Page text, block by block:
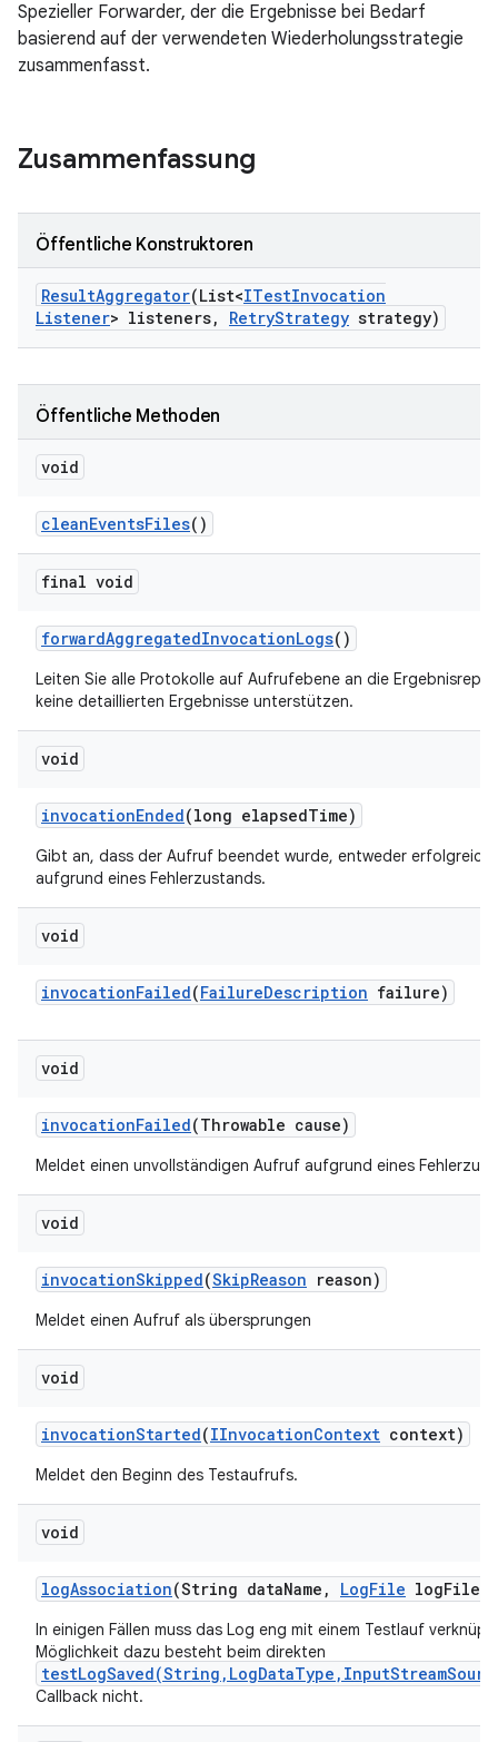
Spezieller Forwarder, der die Ergebnisse bei Bedarf
basierend auf der verwendeten Wiederholungsstrategie
zusammenfasst.
Zusammenfassung
Öffentliche Konstruktoren
ResultAggregator(List<ITestInvocation
Listener> listeners, RetryStrategy strategy)
Öffentliche Methoden
void
cleanEventsFiles()
final void
forwardAggregatedInvocationLogs()
Leiten Sie alle Protokolle auf Aufrufebene an die
keine detaillierten Ergebnisse unterstützen.
void
invocationEnded(long elapsedTime)
Gibt an, dass der Aufruf beendet wurde, entweder erfolgreich
aufgrund eines Fehlerzustands.
void
invocationFailed(FailureDescription failure)
void
invocationFailed(Throwable cause)
Meldet einen unvollständigen Aufruf aufgrund eines
void
invocationSkipped(SkipReason reason)
Meldet einen Aufruf als übersprungen
void
invocationStarted(IInvocationContext context)
Meldet den Beginn des Testaufrufs.
void
logAssociation(String dataName , LogFile logFile)
In einigen Fällen muss das Log eng mit einem Testlauf
Möglichkeit dazu besteht beim direkten
Callback nicht.